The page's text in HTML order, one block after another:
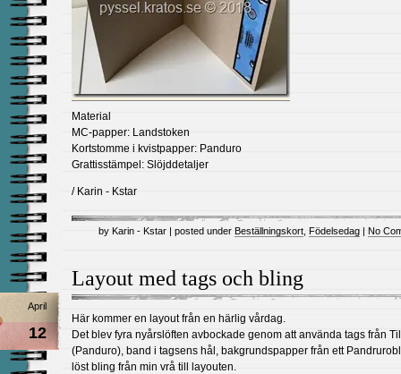
Material
MC-papper: Landstoken
Kortstomme i kvistpapper: Panduro
Grattisstämpel: Slöjddetaljer
/ Karin - Kstar
by Karin - Kstar | posted under Beställningskort Födelsedag | No
Layout med tags och bling
April
12
Här kommer en layout från en härlig vårdag.
Det blev fyra nyårslöften avbockade genom att använda tags från
(Panduro), band i tagsens hål, bakgrundspapper från ett
löst bling från min vrå till layouten.